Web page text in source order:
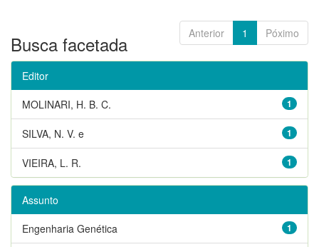
Anterior 1 Póximo
Busca facetada
Editor
1
MOLINARI, H. B. C.
1
SILVA, N. V. e
1
VIEIRA, L. R.
Assunto
1
Engenharia Genética